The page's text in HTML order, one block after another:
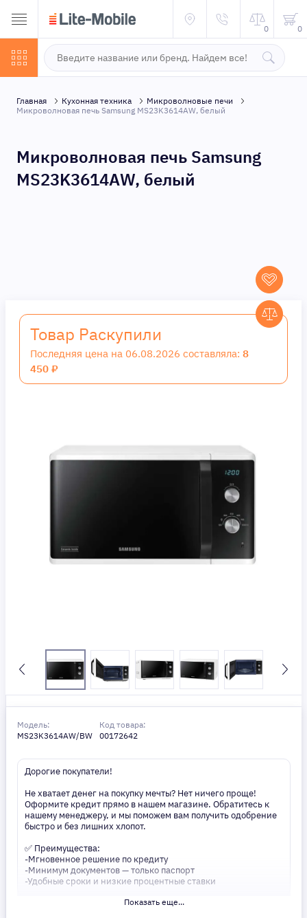
0 0
Главная Кухонная техника
Микроволновые печи
Микроволновая печь Samsung MS23K3614AW, белый
Микроволновая печь Samsung
MS23K3614AW, белый
Товар Раскупили
Последняя цена на 06.08.2026 составляла: 8
450 ₽
Модель:
MS23K3614AW/BW
Код товара:
00172642
Дорогие покупатели!
Не хватает денег на покупку мечты? Нет ничего проще!
Оформите кредит прямо в нашем магазине. Обратитесь к
нашему менеджеру, и мы поможем вам получить одобрение
быстро и без лишних хлопот.
✅ Преимущества:
-Мгновенное решение по кредиту
-Минимум документов — только паспорт
-Удобные сроки и низкие процентные ставки
Не откладывайте свои желания на потом! Получите то, что
Показать еще...